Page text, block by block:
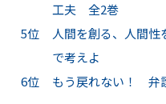
工夫 全2巻
5位
人間を創る、人間
で考えよ
6位
もう戻れない！ 弁